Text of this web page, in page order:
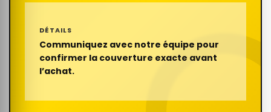
DÉTAILS
Communiquez avec notre équipe pour
confirmer la couverture exacte avant
l’achat.